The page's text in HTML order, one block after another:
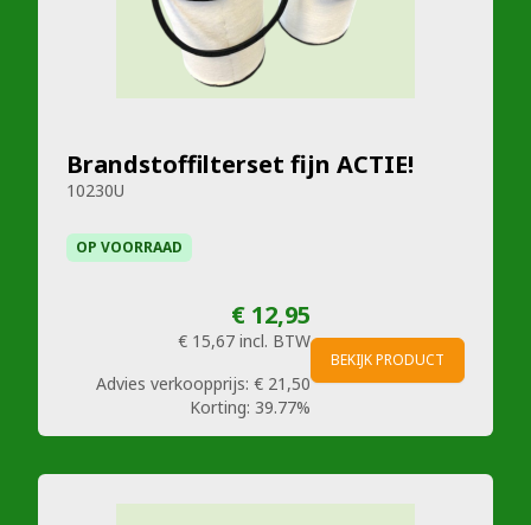
Brandstoffilterset fijn ACTIE!
10230U
OP VOORRAAD
€ 12,95
€ 15,67 incl. BTW
Advies verkoopprijs: € 21,50
Korting: 39.77%
BEKIJK PRODUCT